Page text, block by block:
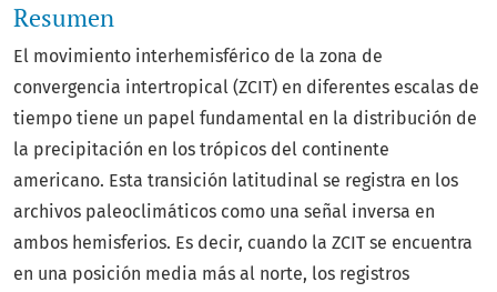
Resumen
El movimiento interhemisférico de la zona de
convergencia intertropical (ZCIT) en diferentes escalas de
tiempo tiene un papel fundamental en la distribución de
la precipitación en los trópicos del continente
americano. Esta transición latitudinal se registra en los
archivos paleoclimáticos como una señal inversa en
ambos hemisferios. Es decir, cuando la ZCIT se encuentra
en una posición media más al norte, los registros